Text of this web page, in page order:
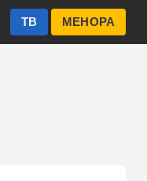
МЕНОРА
ТВ